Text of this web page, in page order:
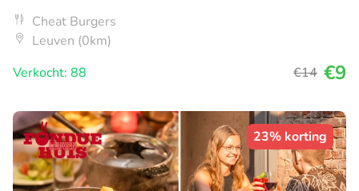
Cheat Burgers
Leuven (0km)
Verkocht: 88
€14 €9
23% korting